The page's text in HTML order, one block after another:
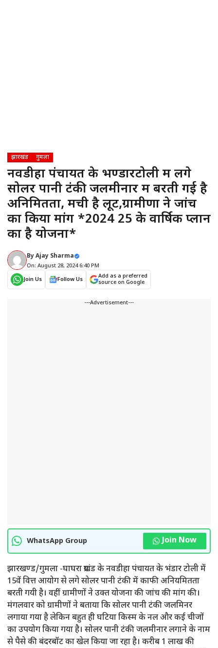
झारखंड गुमला
नवडीहा पंचायत के भण्डारटोली में लगे
सोलर पानी टंकी जलमीनार में बरती गई है
अनिमितता, मची है लूट,ग्रामीणों ने जांच
का किया मांग *2024 25 के वार्षिक प्लान
का है योजना*
ByAjay Sharma
On: August 28, 2024 6:40 PM
Join Us
Follow Us
Add as a preferred
source on Google
---Advertisement---
WhatsApp Group Join Now
झारखण्ड/गुमला -घाघरा प्रखंड के नवडीहा पंचायत के भंडार टोली में
15वें वित्त आयोग से लगे सोलर पानी टंकी में काफी अनियमितता
बरती गयी है। वहीं ग्रामीणों ने उक्त योजना की जांच की मांग की।
मंगलवार को ग्रामीणों ने बताया कि सोलर पानी टंकी जलमिनर
लगाया गया है लेकिन बहुत ही घटिया किस्म के नल और कई चीजों
का उपयोग किया गया है। सोलर पानी टंकी जलमीनार लगाने के नाम
से पैसे की बंदरबॉट का खेल किया जा रहा है। करीब 1 लाख की